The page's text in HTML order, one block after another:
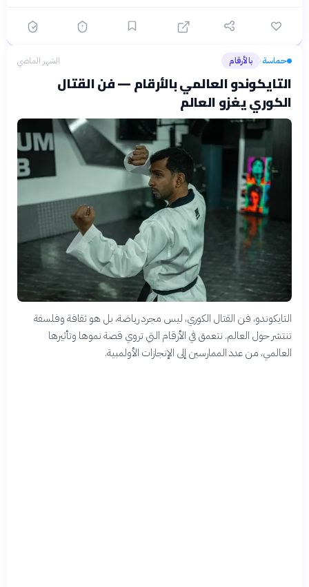
حماسة› بالأرقام الشهر الماضي
التايكوندو العالمي بالأرقام — فن القتال
الكوري يغزو العالم
التايكوندو، فن القتال الكوري، ليس مجرد رياضة، بل هو ثقافة وفلسفة
تنتشر حول العالم. نتعمق في الأرقام التي تروي قصة نموها وتأثيرها
العالمي، من عدد الممارسين إلى الإنجازات الأولمبية.